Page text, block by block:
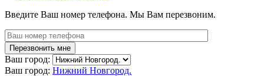
Введите Ваш номер телефона. Мы Вам перезвоним.
Ваш город:
Ваш город: Нижний Новгород.